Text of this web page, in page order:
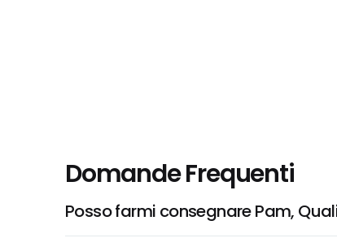
Domande Frequenti
Posso farmi consegnare Pam,